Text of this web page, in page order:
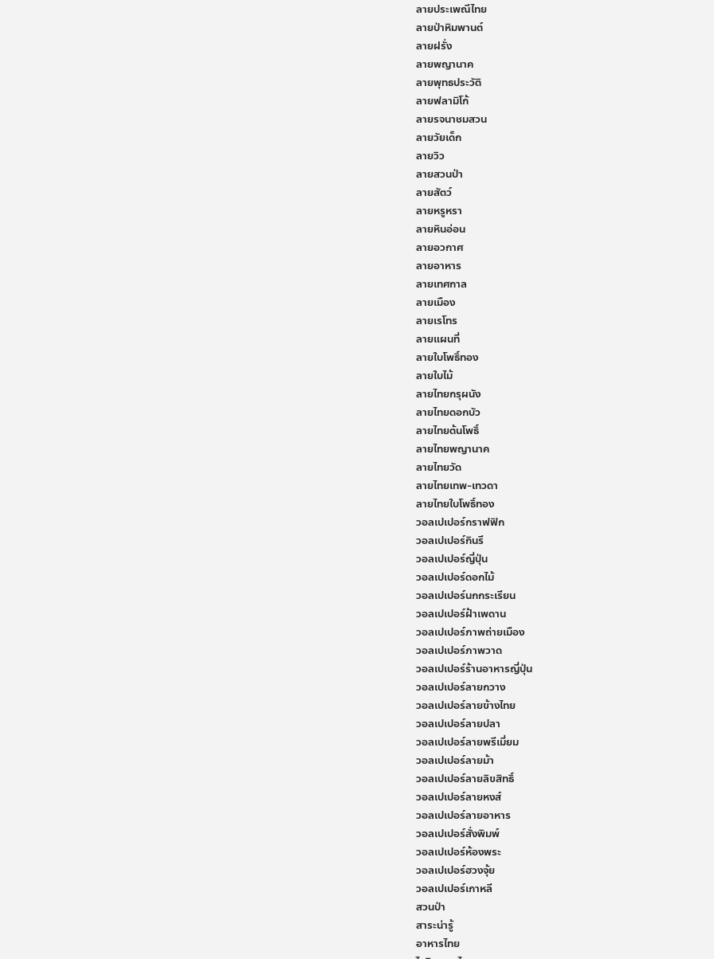
ลายประเพณีไทย
ลายป่าหิมพานต์
ลายฝรั่ง
ลายพญานาค
ลายพุทธประวัติ
ลายฟลามิโก้
ลายรจนาชมสวน
ลายวัยเด็ก
ลายวิว
ลายสวนป่า
ลายสัตว์
ลายหรูหรา
ลายหินอ่อน
ลายอวกาศ
ลายอาหาร
ลายเทศกาล
ลายเมือง
ลายเรโทร
ลายแผนที่
ลายใบโพธิ์ทอง
ลายใบไม้
ลายไทยกรุผนัง
ลายไทยดอกบัว
ลายไทยต้นโพธิ์
ลายไทยพญานาค
ลายไทยวัด
ลายไทยเทพ-เทวดา
ลายไทยใบโพธิ์ทอง
วอลเปเปอร์กราฟฟิก
วอลเปเปอร์กินรี
วอลเปเปอร์ญี่ปุ่น
วอลเปเปอร์ดอกไม้
วอลเปเปอร์นกกระเรียน
วอลเปเปอร์ฝ้าเพดาน
วอลเปเปอร์ภาพถ่ายเมือง
วอลเปเปอร์ภาพวาด
วอลเปเปอร์ร้านอาหารญี่ปุ่น
วอลเปเปอร์ลายกวาง
วอลเปเปอร์ลายข้างไทย
วอลเปเปอร์ลายปลา
วอลเปเปอร์ลายพรีเมี่ยม
วอลเปเปอร์ลายม้า
วอลเปเปอร์ลายลิขสิทธิ์
วอลเปเปอร์ลายหงส์
วอลเปเปอร์ลายอาหาร
วอลเปเปอร์สั่งพิมพ์
วอลเปเปอร์ห้องพระ
วอลเปเปอร์ฮวงจุ้ย
วอลเปเปอร์เกาหลี
สวนป่า
สาระน่ารู้
อาหารไทย